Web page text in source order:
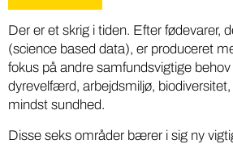
Der er et skrig i tiden. Efter fødevarer,
(science based data), er produceret
fokus på andre samfundsvigtige
dyrevelfærd, arbejdsmiljø,
mindst sundhed.
Disse seks områder bærer i sig ny